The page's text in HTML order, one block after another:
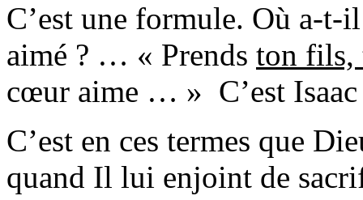
C’est une formule. Où a-t-
aimé ? … « Prends ton fils,
cœur aime … » C’est Isaac
C’est en ces termes que
quand Il lui enjoint de